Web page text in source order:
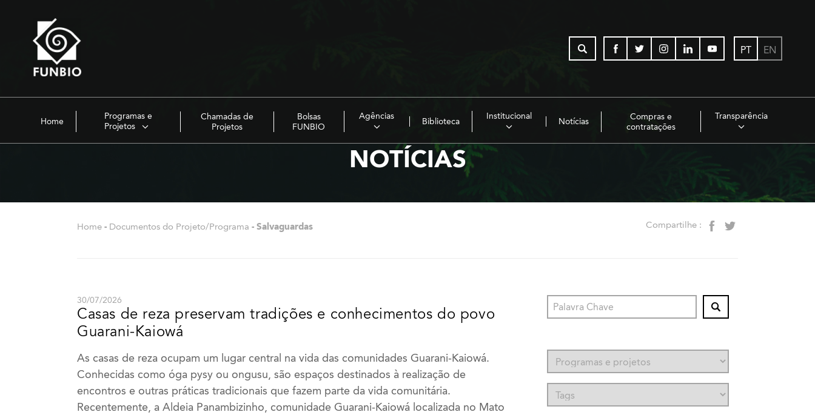
PT EN
Home
Programas e
Projetos
Chamadas de
Projetos
Bolsas
FUNBIO
Agências
Biblioteca
Institucional
Notícias
Compras e
contratações
Transparência
NOTÍCIAS
Home - Documentos do Projeto/Programa - Salvaguardas Compartilhe :
30/07/2026
Casas de reza preservam tradições e conhecimentos do povo
Guarani-Kaiowá
As casas de reza ocupam um lugar central na vida das comunidades Guarani-Kaiowá.
Conhecidas como óga pysy ou ongusu, são espaços destinados à realização de
encontros e outras práticas tradicionais que fazem parte da vida comunitária.
Recentemente, a Aldeia Panambizinho, comunidade Guarani-Kaiowá localizada no Mato